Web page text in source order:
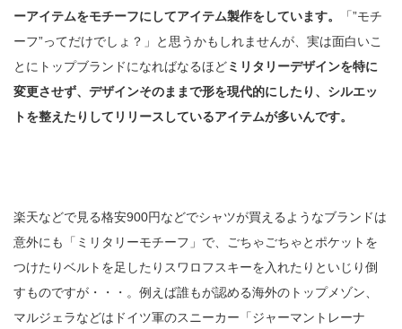
ーアイテムをモチーフにしてアイテム製作をしています。
「”モチ
ーフ”ってだけでしょ？」と思うかもしれませんが、実は面白いこ
とにトップブランドになればなるほどミリタリーデザインを特に
変更させず、デザインそのままで形を現代的にしたり、シルエッ
トを整えたりしてリリースしているアイテムが多いんです。
楽天などで見る格安900円などでシャツが買えるようなブランドは
意外にも「ミリタリーモチーフ」で、ごちゃごちゃとポケットを
つけたりベルトを足したりスワロフスキーを入れたりといじり倒
すものですが・・・。例えば誰もが認める海外のトップメゾン、
マルジェラなどはドイツ軍のスニーカー「ジャーマントレーナ